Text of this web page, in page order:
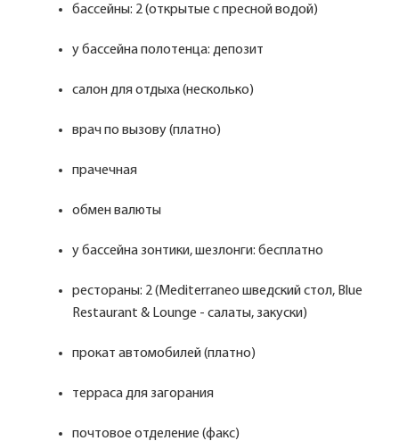
бассейны: 2 (открытые с пресной водой)
у бассейна полотенца: депозит
салон для отдыха (несколько)
врач по вызову (платно)
прачечная
обмен валюты
у бассейна зонтики, шезлонги: бесплатно
рестораны: 2 (Mediterraneo шведский стол, Blue
Restaurant & Lounge - салаты, закуски)
прокат автомобилей (платно)
терраса для загорания
почтовое отделение (факс)